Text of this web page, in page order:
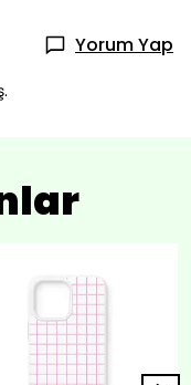
Yorum Yap